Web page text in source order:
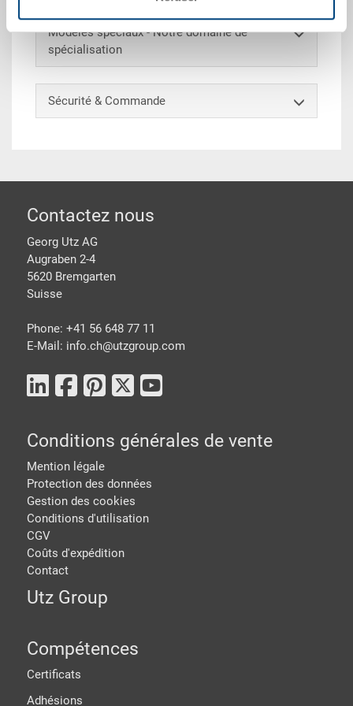
Modèles spéciaux - Notre domaine de
spécialisation
Sécurité & Commande
pied de page
Contactez nous
Georg Utz AG
Augraben 2-4
5620 Bremgarten
Suisse
Phone: +41 56 648 77 11
E-Mail: info.ch@utzgroup.com
Conditions générales de vente
Mention légale
Protection des données
Gestion des cookies
Conditions d'utilisation
CGV
Coûts d'expédition
Contact
Utz Group
Compétences
Certificats
Adhésions